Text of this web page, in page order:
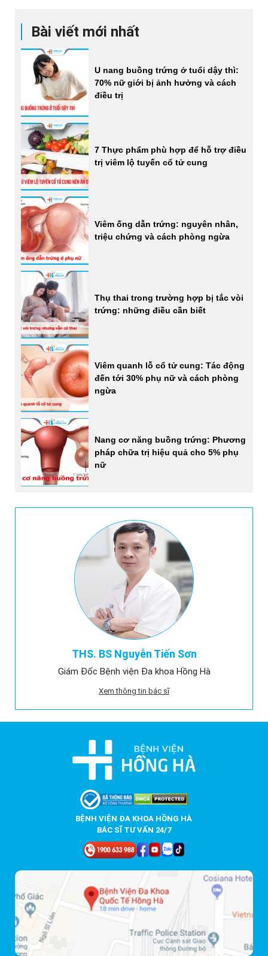
THS. BS Nguyễn Tiến Sơn
Giám Đốc Bệnh viện Đa khoa Hồng Hà
Xem thông tin bác sĩ
Bài viết mới nhất
U nang buồng trứng ở tuổi dậy thì:
70% nữ giới bị ảnh hưởng và cách
điều trị
7 Thực phẩm phù hợp để hỗ trợ điều
trị viêm lộ tuyến cổ tử cung
Viêm ống dẫn trứng: nguyên nhân,
triệu chứng và cách phòng ngừa
Thụ thai trong trường hợp bị tắc vòi
trứng: những điều cần biết
Viêm quanh lỗ cổ tử cung: Tác động
đến tới 30% phụ nữ và cách phòng
ngừa
Nang cơ năng buồng trứng: Phương
pháp chữa trị hiệu quả cho 5% phụ
nữ
BỆNH VIỆN ĐA KHOA HỒNG HÀ
BÁC SĨ TƯ VẤN 24/7